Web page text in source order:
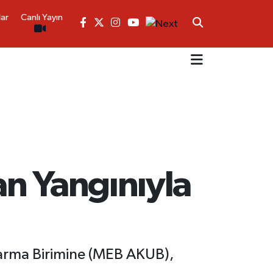
Canlı Yayın
Yangınıyla
Birimine (MEB AKUB),